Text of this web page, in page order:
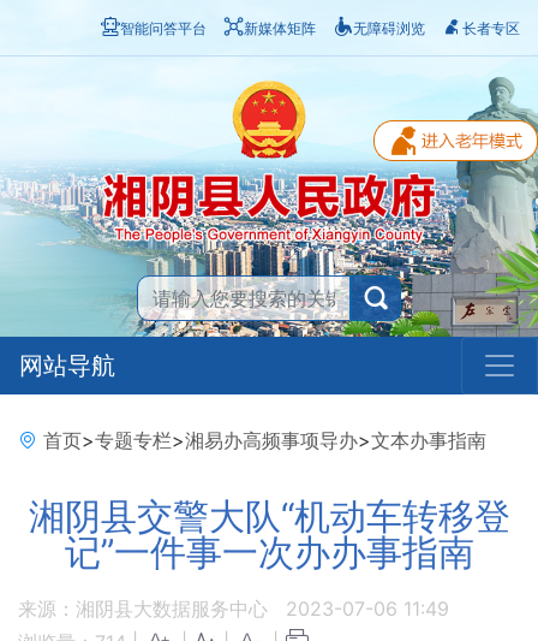
智能问答平台 新媒体矩阵 无障碍浏览 长者专区
网站导航
首页>专题专栏>湘易办高频事项导办>文本办事指南
湘阴县交警大队“机动车转移登
记”一件事一次办办事指南
来源：湘阴县大数据服务中心
2023-07-06 11:49